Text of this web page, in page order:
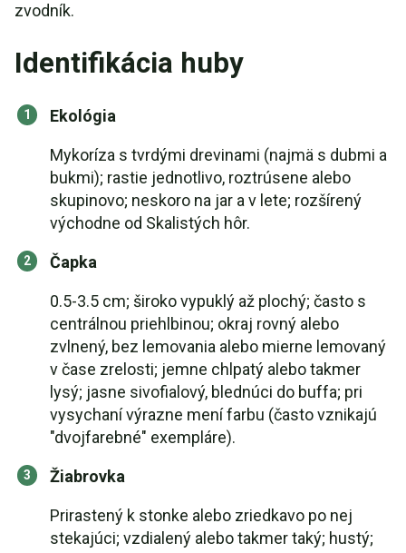
zvodník.
Identifikácia huby
Ekológia
Mykoríza s tvrdými drevinami (najmä s dubmi a
bukmi); rastie jednotlivo, roztrúsene alebo
skupinovo; neskoro na jar a v lete; rozšírený
východne od Skalistých hôr.
Čapka
0.5-3.5 cm; široko vypuklý až plochý; často s
centrálnou priehlbinou; okraj rovný alebo
zvlnený, bez lemovania alebo mierne lemovaný
v čase zrelosti; jemne chlpatý alebo takmer
lysý; jasne sivofialový, blednúci do buffa; pri
vysychaní výrazne mení farbu (často vznikajú
"dvojfarebné" exempláre).
Žiabrovka
Prirastený k stonke alebo zriedkavo po nej
stekajúci; vzdialený alebo takmer taký; hustý;